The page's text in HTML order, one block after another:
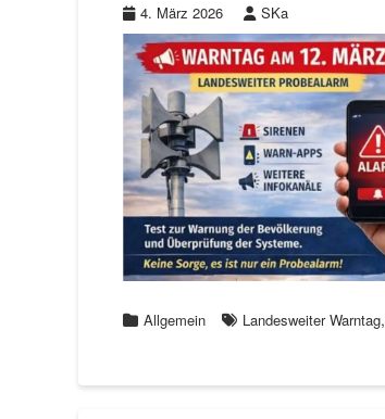
4. März 2026 SKa
Allgemein Landesweiter Warntag,